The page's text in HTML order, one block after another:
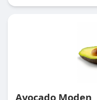
Avocado Moden